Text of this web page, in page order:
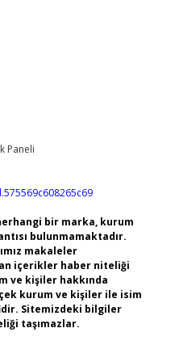
bir marka, kurum
bulunmamaktadır.
makaleler
içerikler haber niteliği
ve kişiler hakkında
kurum ve kişiler ile isim
Sitemizdeki bilgiler
taşımazlar.